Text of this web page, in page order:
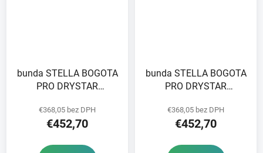
bunda STELLA BOGOTA
PRO DRYSTAR
šedá/tmavosivá/čierna/
žltá fluo 2025
€368,05 bez DPH
€452,70
bunda STELLA BOGOTA
PRO DRYSTAR
čierna 2025
€368,05 bez DPH
€452,70